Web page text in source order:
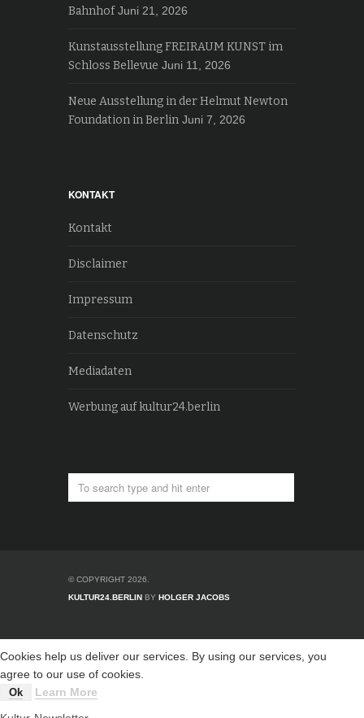
Bahnhof Juni 21, 2026
Kunstausstellung FREIRAUM KUNST im
Schloss Bellevue Juni 11, 2026
Neue Ausstellung in der Helmut Newton
Foundation in Berlin Juni 7, 2026
KONTAKT
Kontakt
Disclaimer
Impressum
Datenschutz
Mediadaten
Werbung auf kultur24.berlin
© COPYRIGHT 2026.
KULTUR24.BERLINBY HOLGER JACOBS
Cookies help us deliver our services. By using our services, you
agree to our use of cookies.
Ok
Learn More